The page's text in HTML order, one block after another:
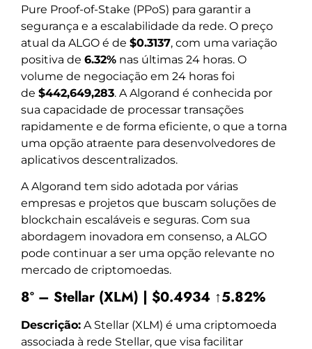
Pure Proof-of-Stake (PPoS) para garantir a
segurança e a escalabilidade da rede. O preço
atual da ALGO é de $0.3137, com uma variação
positiva de 6.32% nas últimas 24 horas. O
volume de negociação em 24 horas foi
de $442,649,283. A Algorand é conhecida por
sua capacidade de processar transações
rapidamente e de forma eficiente, o que a torna
uma opção atraente para desenvolvedores de
aplicativos descentralizados.
A Algorand tem sido adotada por várias
empresas e projetos que buscam soluções de
blockchain escaláveis e seguras. Com sua
abordagem inovadora em consenso, a ALGO
pode continuar a ser uma opção relevante no
mercado de criptomoedas.
8º – Stellar (XLM) | $0.4934 ↑5.82%
Descrição: A Stellar (XLM) é uma criptomoeda
associada à rede Stellar, que visa facilitar